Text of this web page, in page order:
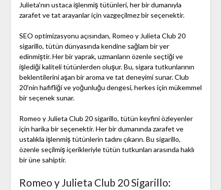
Julieta'nın ustaca işlenmiş tütünleri, her bir dumanıyla
zarafet ve tat arayanlar için vazgeçilmez bir seçenektir.
SEO optimizasyonu açısından, Romeo y Julieta Club 20
sigarillo, tütün dünyasında kendine sağlam bir yer
edinmiştir. Her bir yaprak, uzmanların özenle seçtiği ve
işlediği kaliteli tütünlerden oluşur. Bu, sigara tutkunlarının
beklentilerini aşan bir aroma ve tat deneyimi sunar. Club
20'nin hafifliği ve yoğunluğu dengesi, herkes için mükemmel
bir seçenek sunar.
Romeo y Julieta Club 20 sigarillo, tütün keyfini özleyenler
için harika bir seçenektir. Her bir dumanında zarafet ve
ustalıkla işlenmiş tütünlerin tadını çıkarın. Bu sigarillo,
özenle seçilmiş içerikleriyle tütün tutkunları arasında haklı
bir üne sahiptir.
Romeo y Julieta Club 20 Sigarillo: